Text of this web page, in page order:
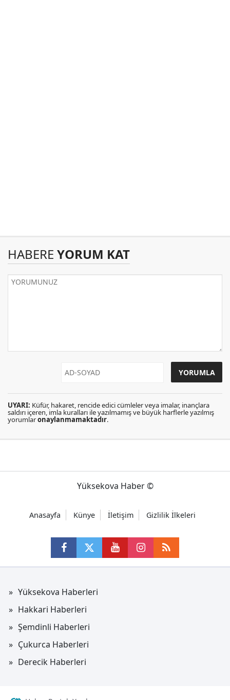
HABERE YORUM KAT
UYARI: Küfür, hakaret, rencide edici cümleler veya imalar, inançlara
saldırı içeren, imla kuralları ile yazılmamış ve büyük harflerle yazılmış
yorumlaronaylanmamaktadır.
Yüksekova Haber ©
Anasayfa Künye İletişim Gizlilik İlkeleri
Yüksekova Haberleri
Hakkari Haberleri
Şemdinli Haberleri
Çukurca Haberleri
Derecik Haberleri